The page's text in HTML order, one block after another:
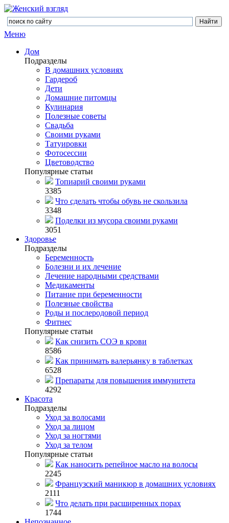
Меню
Дом
Подразделы
В домашних условиях
Гардероб
Дети
Домашние питомцы
Кулинария
Полезные советы
Свадьба
Своими руками
Татуировки
Фотосессии
Цветоводство
Популярные статьи
Топиарий своими руками
3385
Что сделать чтобы обувь не скользила
3348
Поделки из мусора своими руками
3051
Здоровье
Подразделы
Беременность
Болезни и их лечение
Лечение народными средствами
Медикаменты
Питание при беременности
Полезные свойства
Роды и послеродовой период
Фитнес
Популярные статьи
Как снизить СОЭ в крови
8586
Как принимать валерьянку в таблетках
6528
Препараты для повышения иммунитета
4292
Красота
Подразделы
Уход за волосами
Уход за лицом
Уход за ногтями
Уход за телом
Популярные статьи
Как наносить репейное масло на волосы
2245
Французский маникюр в домашних условиях
2111
Что делать при расширенных порах
1744